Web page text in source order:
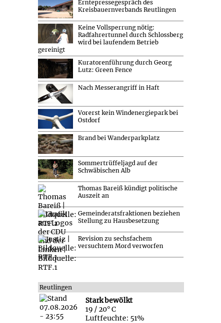
Erntepressegespräch des
Kreisbauernverbands Reutlingen
Keine Vollsperrung nötig:
Radfahrertunnel durch Schlossberg
wird bei laufendem Betrieb
gereinigt
Kuratorenführung durch Georg
Lutz: Green Fence
Nach Messerangriff in Haft
Vorerst kein Windenergiepark bei
Ostdorf
Brand bei Wanderparkplatz
Sommertrüffeljagd auf der
Schwäbischen Alb
Thomas Bareiß kündigt politische
Auszeit an
Gemeinderatsfraktionen beziehen
Stellung zu Hausbesetzung
Revision zu sechsfachem
versuchtem Mord verworfen
Reutlingen
Stark bewölkt
19 / 20° C
Luftfeuchte: 51%